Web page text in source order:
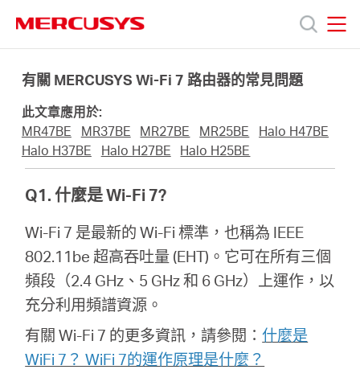
navigation
有關 MERCUSYS Wi-Fi 7 路由器的常見問題
此文章應用於:
MR47BE
MR37BE MR27BE MR25BE
Halo H47BE
Halo H37BE
Halo H27BE Halo H25BE
Q1. 什麼是 Wi-Fi 7?
Wi-Fi 7 是最新的 Wi-Fi 標準，也稱為 IEEE
802.11be 超高吞吐量 (EHT)。它可在所有三個
頻段（2.4 GHz、5 GHz 和 6 GHz）上運作，以
充分利用頻譜資源。
有關 Wi-Fi 7 的更多資訊，請參閱：什麼是
WiFi 7？ WiFi 7的運作原理是什麼？